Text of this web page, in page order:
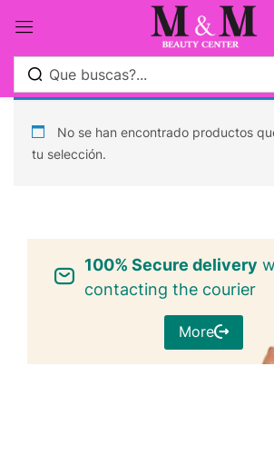
No se han encontrado productos
tu selección.
100% Secure delivery
contacting the courier
More
Sign in
Log in
Crear una cuenta